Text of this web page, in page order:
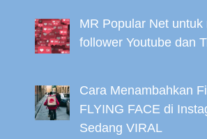
MR Popular Net untuk
follower Youtube dan
Cara Menambahkan
FLYING FACE di
Sedang VIRAL